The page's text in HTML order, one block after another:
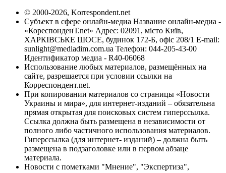
© 2000-2026, Korrespondent.net
Субъект в сфере онлайн-медиа Название онлайн-медиа -
«КореспонденТ.net» Адрес: 02091, місто Київ,
ХАРКІВСЬКЕ ШОСЕ, будинок 172-Б, офіс 208/1 E-mail:
sunlight@mediadim.com.ua Телефон: 044-205-43-00
Идентификатор медиа - R40-06068
Использование любых материалов, размещённых на
сайте, разрешается при условии ссылки на
Корреспондент.net.
При копировании материалов со страницы «Новости
Украины и мира», для интернет-изданий – обязательна
прямая открытая для поисковых систем гиперссылка.
Ссылка должна быть размещена в независимости от
полного либо частичного использования материалов.
Гиперссылка (для интернет- изданий) – должна быть
размещена в подзаголовке или в первом абзаце
материала.
Новости с пометками "Мнение", "Экспертиза",